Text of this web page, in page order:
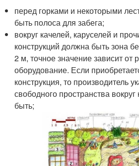
перед горками и некоторыми
быть полоса для забега;
вокруг качелей, каруселей и
конструкций должна быть зона
2 м, точное значение зависит от
оборудование. Если
конструкция, то производитель
свободного пространства
быть;